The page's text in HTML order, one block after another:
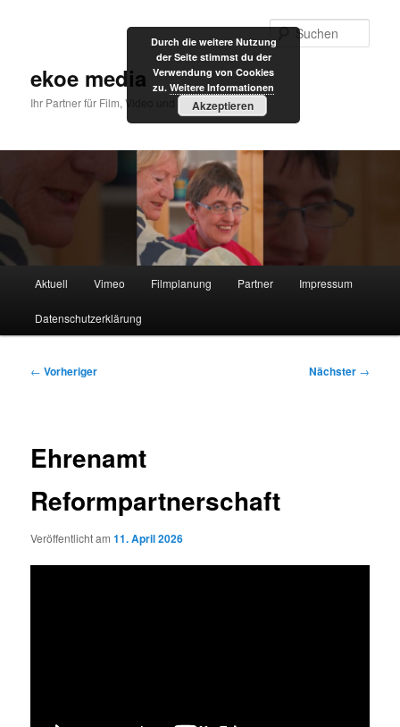
ekoe media
Ihr Partner für Film, Video und Internet
Aktuell Vimeo Filmplanung Partner Impressum
Datenschutzerklärung
Beitragsnavigation
← Vorheriger Nächster →
Ehrenamt
Reformpartnerschaft
Veröffentlicht am11. April 2026
Durch die weitere Nutzung
der Seite stimmst du der
Verwendung von Cookies
zu. Weitere Informationen
Akzeptieren